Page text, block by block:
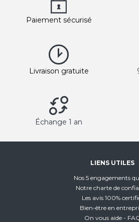
Paiement sécurisé
Livraison gratuite
Échange 1 an
LIENS UTILES
Nos 5 engagements
Notre charte de
Les avis 100%
Bien-être en
On vous aide -